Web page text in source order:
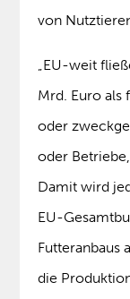
von
„EU-weit
Mrd. Euro als
oder
oder
Damit wird
EU-
Futteranbaus
die